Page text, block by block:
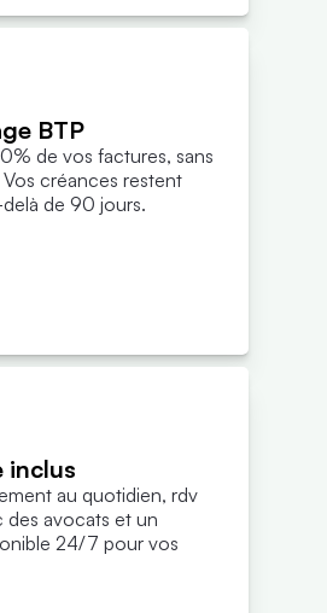
BTP
de vos factures, sans
créances restent
de 90 jours.
inclus
au quotidien, rdv
des avocats et un
24/7 pour vos